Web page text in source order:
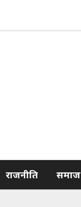
राजनीति समाज